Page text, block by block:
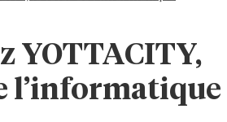
YOTTACITY,
l’informatique